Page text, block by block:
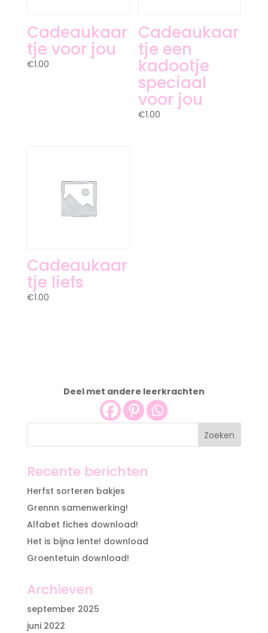
Cadeaukaar
tje voor jou
€1.00
Cadeaukaar
tje een
kadootje
speciaal
voor jou
€1.00
Cadeaukaar
tje liefs
€1.00
Deel met andere leerkrachten
Recente berichten
Herfst sorteren bakjes
Grennn samenwerking!
Alfabet fiches download!
Het is bijna lente! download
Groentetuin download!
Archieven
september 2025
juni 2022